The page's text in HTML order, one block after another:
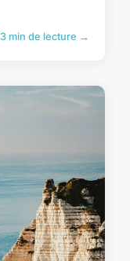
3 min de lecture →